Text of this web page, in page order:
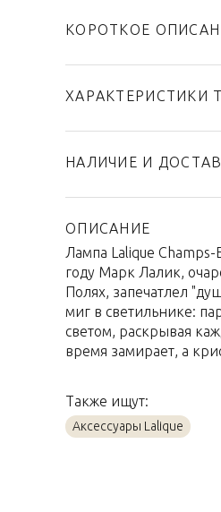
КОРОТКОЕ
ХАРАКТЕРИСТИКИ
Коллекция
Страна производителя
Материал
Объем / Размер
НАЛИЧИЕ И
ОПИСАНИЕ
Лампа Lalique Champs-
году Марк Лалик,
Полях, запечатлел
миг в светильнике:
светом, раскрывая
время замирает, а
Также ищут:
Аксессуары Lalique